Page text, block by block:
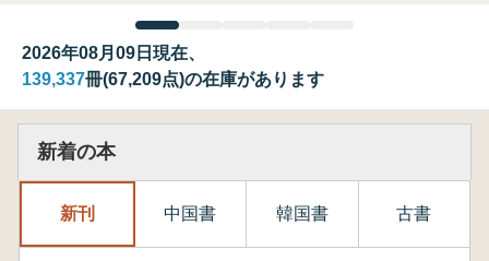
2026年08月09日現在、
139,337冊(67,209点)の在庫があります
新着の本
新刊 中国書 韓国書 古書